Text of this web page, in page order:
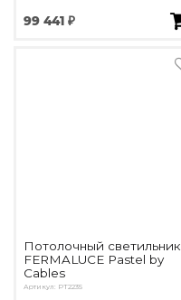
99 441 ₽
Потолочный светильник
FERMALUCE Pastel by
Cables
Артикул: PT2235